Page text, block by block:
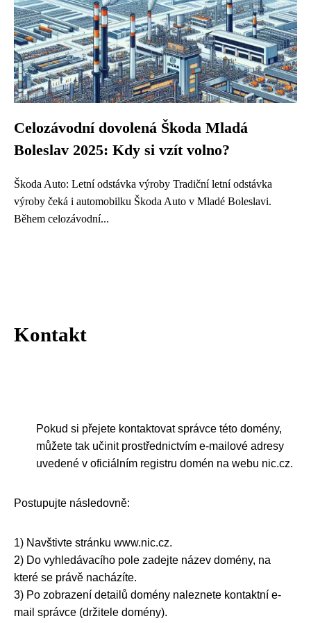
Celozávodní dovolená Škoda Mladá
Boleslav 2025: Kdy si vzít volno?
Škoda Auto: Letní odstávka výroby Tradiční letní odstávka
výroby čeká i automobilku Škoda Auto v Mladé Boleslavi.
Během celozávodní...
Kontakt
Pokud si přejete kontaktovat správce této domény,
můžete tak učinit prostřednictvím e-mailové adresy
uvedené v oficiálním registru domén na webu nic.cz.
Postupujte následovně:
1) Navštivte stránku www.nic.cz.
2) Do vyhledávacího pole zadejte název domény, na
které se právě nacházíte.
3) Po zobrazení detailů domény naleznete kontaktní e-
mail správce (držitele domény).